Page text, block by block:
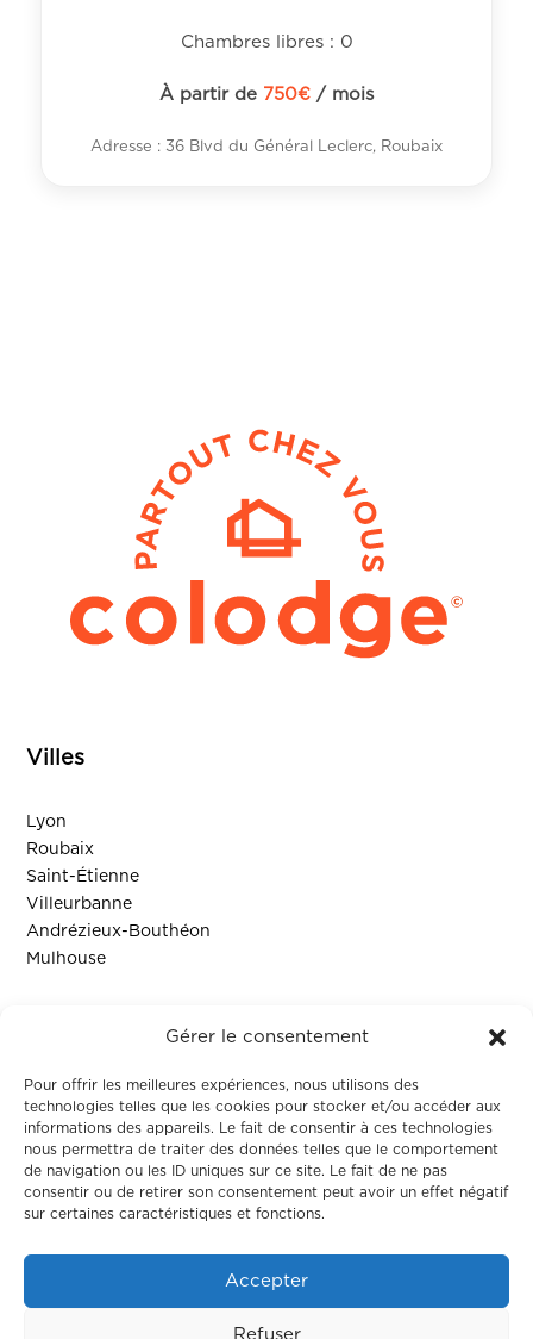
Gérer le consentement
Pour offrir les meilleures expériences, nous utilisons des
technologies telles que les cookies pour stocker et/ou accéder aux
informations des appareils. Le fait de consentir à ces technologies
nous permettra de traiter des données telles que le comportement
de navigation ou les ID uniques sur ce site. Le fait de ne pas
consentir ou de retirer son consentement peut avoir un effet négatif
sur certaines caractéristiques et fonctions.
Accepter
Refuser
Chambres libres : 0
À partir de 750€ / mois
Adresse : 36 Blvd du Général Leclerc, Roubaix
Villes
Lyon
Roubaix
Saint-Étienne
Villeurbanne
Andrézieux-Bouthéon
Mulhouse
Contact
Colodge
À propos